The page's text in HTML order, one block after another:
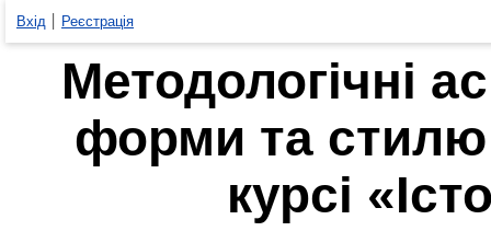
Вхід Реєстрація
Методологічні
форми та стилю
курсі